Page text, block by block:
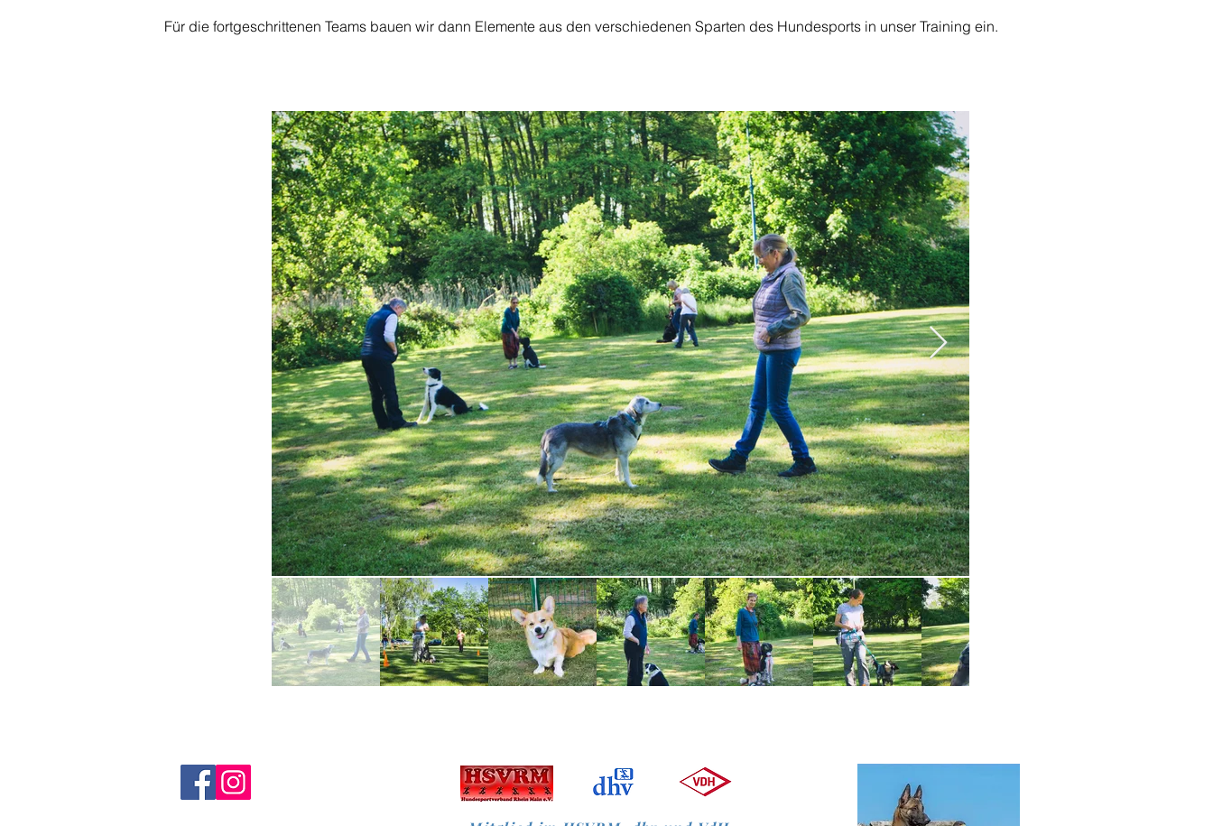
Für die fortgeschrittenen Teams bauen wir dann Elemente aus den verschiedenen Sparten des Hundesports in unser Training ein.